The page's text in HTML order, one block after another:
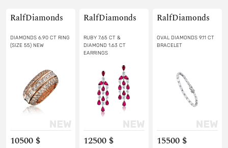
RalfDiamonds
DIAMONDS 6.90 CT RING
(SIZE 55) NEW
10500 $
RalfDiamonds
RUBY 7.65 CT &
DIAMOND 1.63 CT
EARRINGS
12500 $
RalfDiamonds
OVAL DIAMONDS 9.11 CT
BRACELET
15500 $